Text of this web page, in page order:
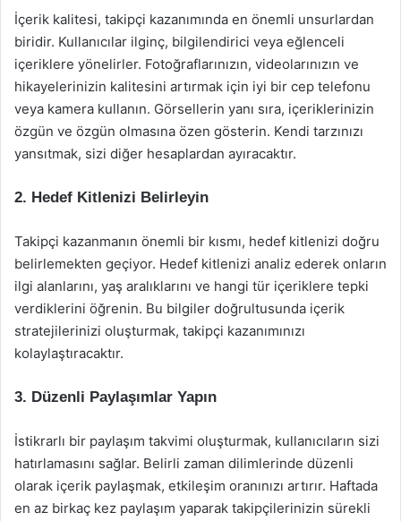
İçerik kalitesi, takipçi kazanımında en önemli unsurlardan
biridir. Kullanıcılar ilginç, bilgilendirici veya eğlenceli
içeriklere yönelirler. Fotoğraflarınızın, videolarınızın ve
hikayelerinizin kalitesini artırmak için iyi bir cep telefonu
veya kamera kullanın. Görsellerin yanı sıra, içeriklerinizin
özgün ve özgün olmasına özen gösterin. Kendi tarzınızı
yansıtmak, sizi diğer hesaplardan ayıracaktır.
2. Hedef Kitlenizi Belirleyin
Takipçi kazanmanın önemli bir kısmı, hedef kitlenizi doğru
belirlemekten geçiyor. Hedef kitlenizi analiz ederek onların
ilgi alanlarını, yaş aralıklarını ve hangi tür içeriklere tepki
verdiklerini öğrenin. Bu bilgiler doğrultusunda içerik
stratejilerinizi oluşturmak, takipçi kazanımınızı
kolaylaştıracaktır.
3. Düzenli Paylaşımlar Yapın
İstikrarlı bir paylaşım takvimi oluşturmak, kullanıcıların sizi
hatırlamasını sağlar. Belirli zaman dilimlerinde düzenli
olarak içerik paylaşmak, etkileşim oranınızı artırır. Haftada
en az birkaç kez paylaşım yaparak takipçilerinizin sürekli